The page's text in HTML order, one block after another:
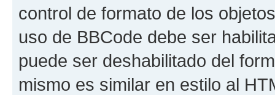
control de formato de los
uso de BBCode debe ser
puede ser deshabilitado del
mismo es similar en estilo al